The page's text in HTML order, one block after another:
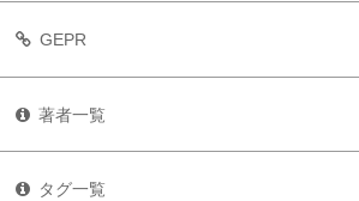
GEPR
著者一覧
タグ一覧